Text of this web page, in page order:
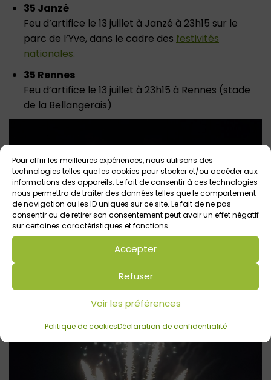
Pour offrir les meilleures expériences, nous utilisons des
technologies telles que les cookies pour stocker et/ou accéder aux
informations des appareils. Le fait de consentir à ces technologies
nous permettra de traiter des données telles que le comportement
de navigation ou les ID uniques sur ce site. Le fait de ne pas
consentir ou de retirer son consentement peut avoir un effet négatif
sur certaines caractéristiques et fonctions.
Accepter
Refuser
Voir les préférences
Politique de cookiesDéclaration de confidentialité
35 Janzé
Feu d’artifice le 13 juillet à Janzé à 23h15 sur le
parc de l’Yve, dans le cadre des festivités
nationales.
35 Rennes
Feu d’artifice le 13 juillet à 23h15 à Rennes (stade
de la Bellangerais)